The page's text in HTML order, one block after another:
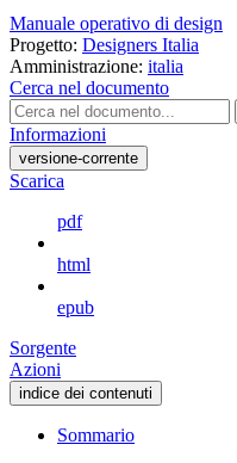
Manuale operativo di design
Progetto: Designers Italia
Amministrazione: italia
Cerca nel documento
Informazioni
versione-corrente
Scarica
pdf
html
epub
Sorgente
Azioni
indice dei contenuti
Sommario